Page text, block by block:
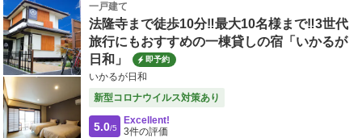
一戸建て
法隆寺まで徒歩10分‼最大10名様まで‼3世代
旅行にもおすすめの一棟貸しの宿「いかるが
日和」
即予約
いかるが日和
新型コロナウイルス対策あり
5.0/5
Excellent!
3件の評価